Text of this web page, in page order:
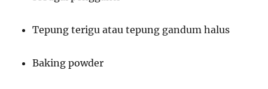
Tepung terigu atau tepung gandum halus
Baking powder